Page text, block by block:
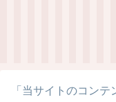
「当サイトのコン